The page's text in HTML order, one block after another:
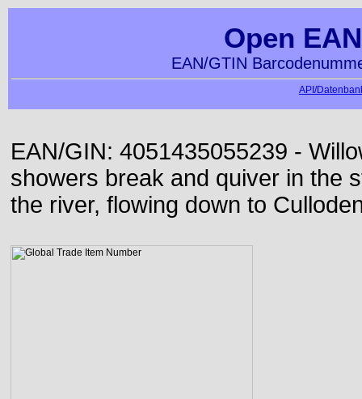
Open
EAN/GTIN
API/
EAN/GIN: 4051435055239 -
showers break and quiver in the
the river, flowing down to